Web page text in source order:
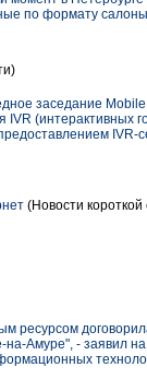
по формату
заседание
(интерактивных
IVR-
(Новости короткой
ресурсом
Амуре", - заявил